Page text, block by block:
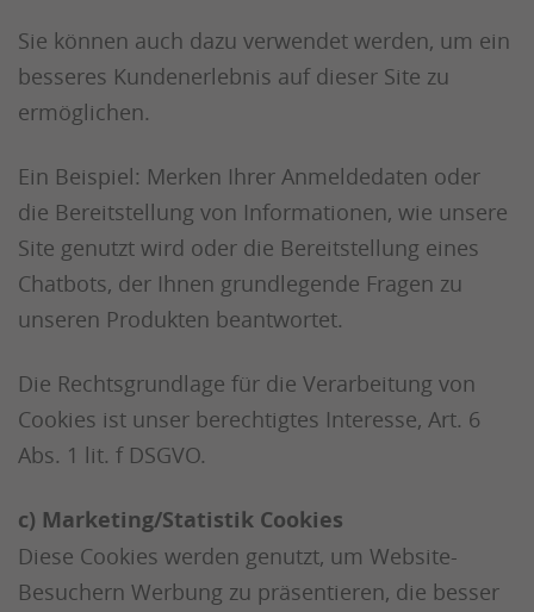
Sie können auch dazu verwendet werden, um ein
besseres Kundenerlebnis auf dieser Site zu
ermöglichen.
Ein Beispiel: Merken Ihrer Anmeldedaten oder
die Bereitstellung von Informationen, wie unsere
Site genutzt wird oder die Bereitstellung eines
Chatbots, der Ihnen grundlegende Fragen zu
unseren Produkten beantwortet.
Die Rechtsgrundlage für die Verarbeitung von
Cookies ist unser berechtigtes Interesse, Art. 6
Abs. 1 lit. f DSGVO.
c) Marketing/Statistik Cookies
Diese Cookies werden genutzt, um Website-
Besuchern Werbung zu präsentieren, die besser